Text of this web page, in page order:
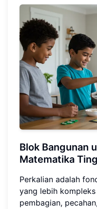
Blok Bangunan
Matematika
Perkalian adalah
yang lebih
pembagian,